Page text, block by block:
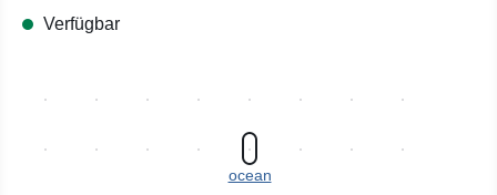
Verfügbar
ocean